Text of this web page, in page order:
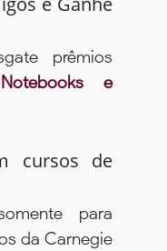
prêmios
e
cursos de
para
da Carnegie